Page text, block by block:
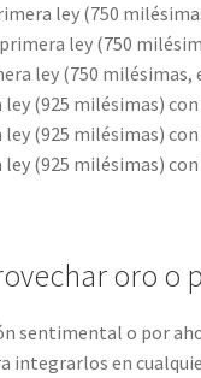
ley (750
ley (750
ley (750 milésimas,
(925 milésimas)
(925 milésimas)
(925 milésimas)
oro
sentimental o por
integrarlos en